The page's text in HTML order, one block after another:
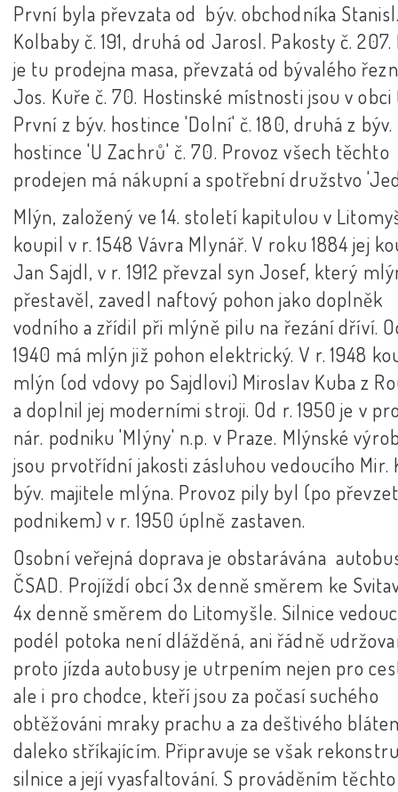
První byla převzata od býv. obchodníka
Kolbaby č. 191, druhá od Jarosl. Pakosty č. 207.
je tu prodejna masa, převzatá od bývalého
Jos. Kuře č. 70. Hostinské místnosti jsou v obci
První z býv. hostince 'Dolní' č. 180, druhá z býv.
hostince 'U Zachrů' č. 70. Provoz všech těchto
prodejen má nákupní a spotřební družstvo
Mlýn, založený ve 14. století kapitulou v
koupil v r. 1548 Vávra Mlynář. V roku 1884 jej
Jan Sajdl, v r. 1912 převzal syn Josef, který
přestavěl, zavedl naftový pohon jako doplněk
vodního a zřídil při mlýně pilu na řezání dříví.
1940 má mlýn již pohon elektrický. V r. 1948
mlýn (od vdovy po Sajdlovi) Miroslav Kuba z
a doplnil jej moderními stroji. Od r. 1950 je v
nár. podniku 'Mlýny' n.p. v Praze. Mlýnské
jsou prvotřídní jakosti zásluhou vedoucího Mir.
býv. majitele mlýna. Provoz pily byl (po
podnikem) v r. 1950 úplně zastaven.
Osobní veřejná doprava je obstarávána
ČSAD. Projíždí obcí 3x denně směrem ke
4x denně směrem do Litomyšle. Silnice
podél potoka není dlážděná, ani řádně
proto jízda autobusy je utrpením nejen pro
ale i pro chodce, kteří jsou za počasí suchého
obtěžováni mraky prachu a za deštivého
daleko stříkajícím. Připravuje se však
silnice a její vyasfaltování. S prováděním